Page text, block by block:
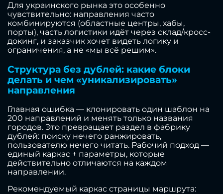
Для украинского рынка это особенно
чувствительно: направления часто
комбинируются (областные центры, хабы,
порты), часть логистики идёт через склад/кросс-
докинг, и заказчик хочет видеть логику и
ограничения, а не «мы всё решим».
Структура без дублей: какие блоки
делать и чем «уникализировать»
направления
Главная ошибка — клонировать один шаблон на
200 направлений и менять только названия
городов. Это превращает раздел в фабрику
дублей: поиску нечего ранжировать,
пользователю нечего читать. Рабочий подход —
единый каркас + параметры, которые
действительно отличаются на каждом
направлении.
Рекомендуемый каркас страницы маршрута: